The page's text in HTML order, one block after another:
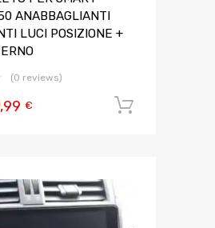
ANABBAGLIANTI
LUCI POSIZIONE +
(0 reviews)
€